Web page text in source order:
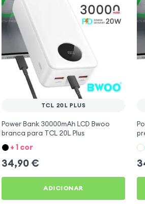
TCL 20L PLUS
Power Bank 30000mAh LCD Bwoo
branca para TCL 20L Plus
+ 1 cor
34,90 €
ADICIONAR